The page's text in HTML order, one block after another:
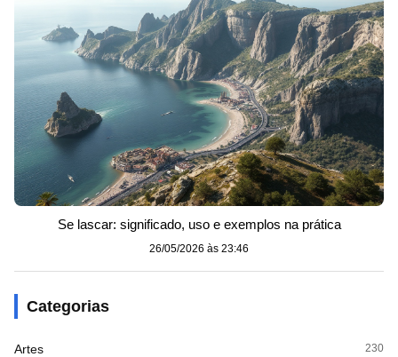
Se lascar: significado, uso e exemplos na prática
26/05/2026 às 23:46
Categorias
Artes 230